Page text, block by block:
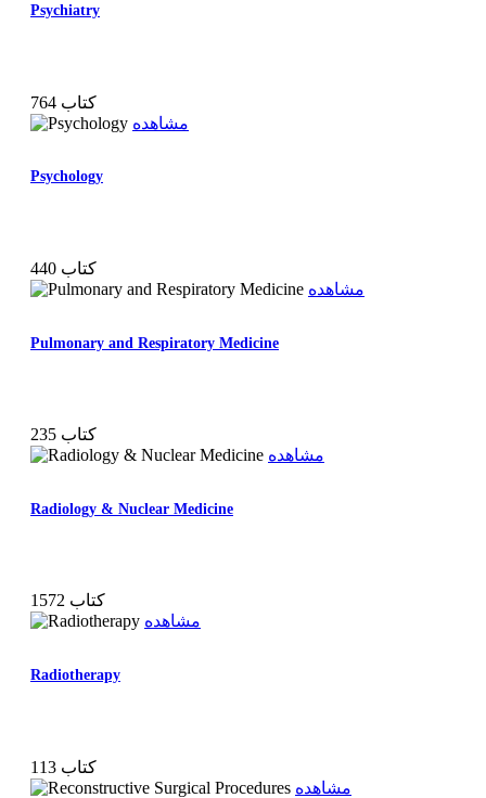
Psychiatry
764 کتاب
مشاهده
Psychology
440 کتاب
مشاهده
Pulmonary and Respiratory Medicine
235 کتاب
مشاهده
Radiology & Nuclear Medicine
1572 کتاب
مشاهده
Radiotherapy
113 کتاب
مشاهده